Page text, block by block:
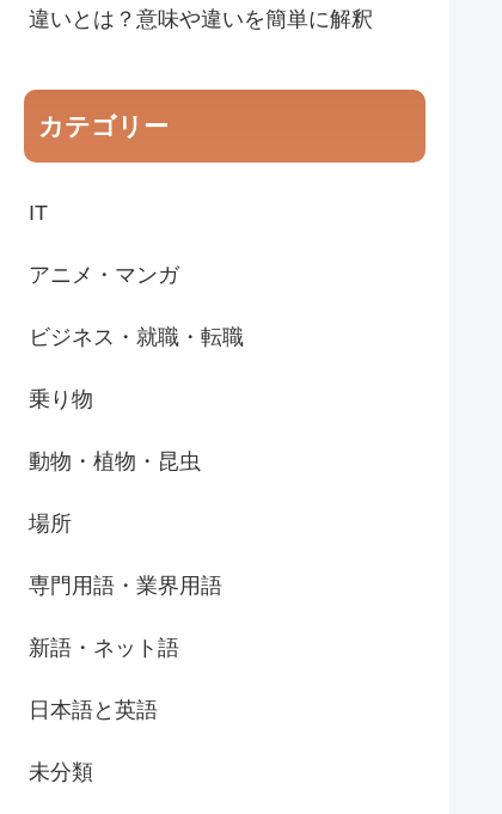
違いとは？意味や違いを簡単に解釈
カテゴリー
IT
アニメ・マンガ
ビジネス・就職・転職
乗り物
動物・植物・昆虫
場所
専門用語・業界用語
新語・ネット語
日本語と英語
未分類